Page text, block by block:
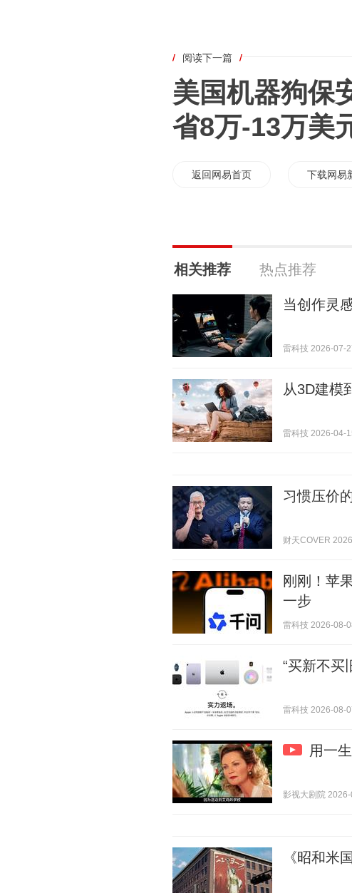
/ 阅读下一篇 /
美国机器狗保
省8万-13万美
返回网易首页 下载网易
相关推荐 热点推荐
当创作灵
雷科技 2026-07-
从3D建模
雷科技 2026-04-
习惯压价
财天COVER
刚刚！苹
一步
雷科技 2026-08-
“买新不买
雷科技 2026-08-
用一
影视大剧院
《昭和米